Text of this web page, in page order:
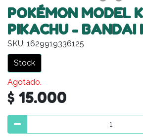
POKÉMON MODEL
PIKACHU - BANDAI
SKU: 1629919336125
Stock
Agotado.
$ 15.000